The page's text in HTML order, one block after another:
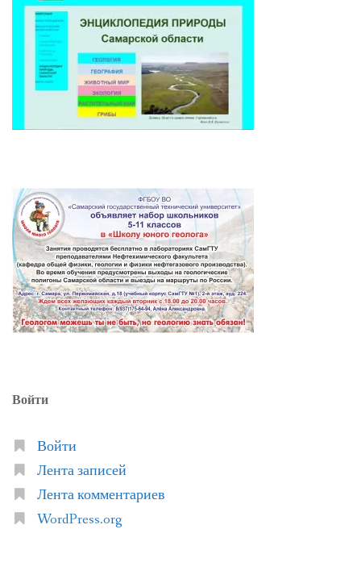
Войти
Войти
Лента записей
Лента комментариев
WordPress.org